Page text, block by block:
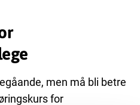
men må bli betre
for